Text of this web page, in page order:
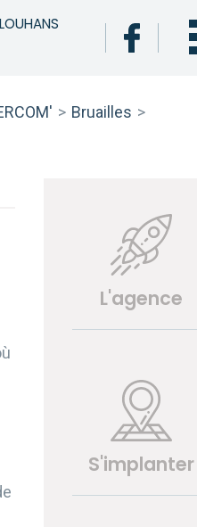
> Bruailles >
L'agence
S'implanter